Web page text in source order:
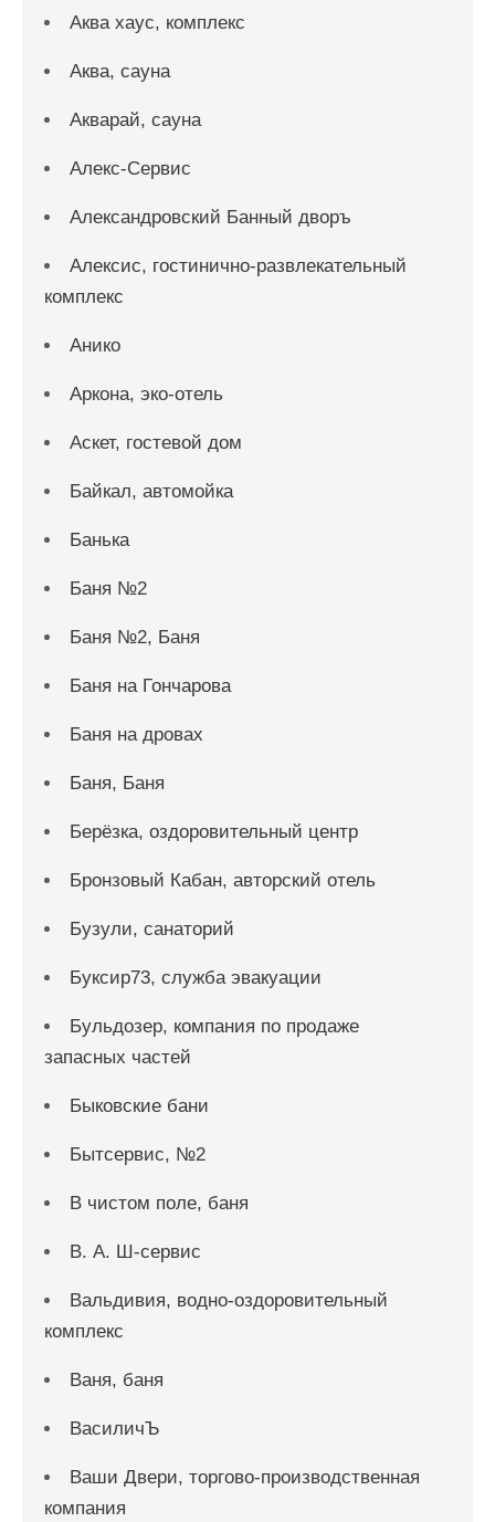
Аква хаус, комплекс
Аква, сауна
Акварай, сауна
Алекс-Сервис
Александровский Банный дворъ
Алексис, гостинично-развлекательный
комплекс
Анико
Аркона, эко-отель
Аскет, гостевой дом
Байкал, автомойка
Банька
Баня №2
Баня №2, Баня
Баня на Гончарова
Баня на дровах
Баня, Баня
Берёзка, оздоровительный центр
Бронзовый Кабан, авторский отель
Бузули, санаторий
Буксир73, служба эвакуации
Бульдозер, компания по продаже
запасных частей
Быковские бани
Бытсервис, №2
В чистом поле, баня
В. А. Ш-сервис
Вальдивия, водно-оздоровительный
комплекс
Ваня, баня
ВасиличЪ
Ваши Двери, торгово-производственная
компания